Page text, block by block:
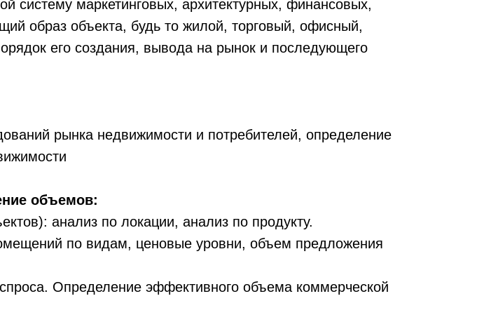
систему маркетинговых, архитектурных, финансовых,
образ объекта, будь то жилой, торговый, офисный,
его создания, вывода на рынок и последующего
рынка недвижимости и потребителей, определение
объемов:
анализ по локации, анализ по продукту.
по видам, ценовые уровни, объем предложения
Определение эффективного объема коммерческой